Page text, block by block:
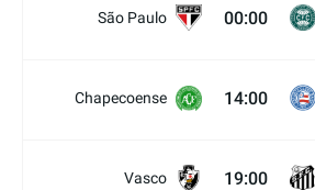
São Paulo 00:00
Chapecoense 14:00
Vasco 19:00